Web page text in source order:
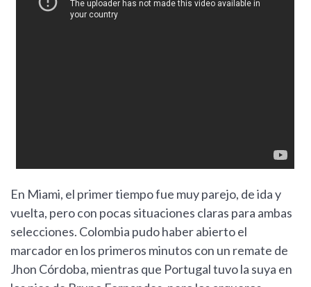
En Miami, el primer tiempo fue muy parejo, de ida y
vuelta, pero con pocas situaciones claras para ambas
selecciones. Colombia pudo haber abierto el
marcador en los primeros minutos con un remate de
Jhon Córdoba, mientras que Portugal tuvo la suya en